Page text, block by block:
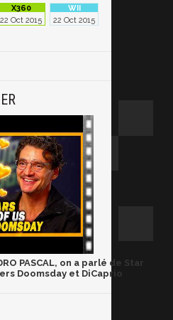
22 Oct 2015 22 Oct 2015
PASCAL, on a parlé de Star
Doomsday et DiCaprio